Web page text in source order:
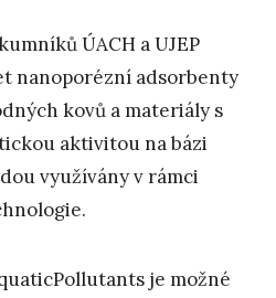
ÚACH a UJEP
nanoporézní adsorbenty
kovů a materiály s
aktivitou na bázi
využívány v rámci
je možné